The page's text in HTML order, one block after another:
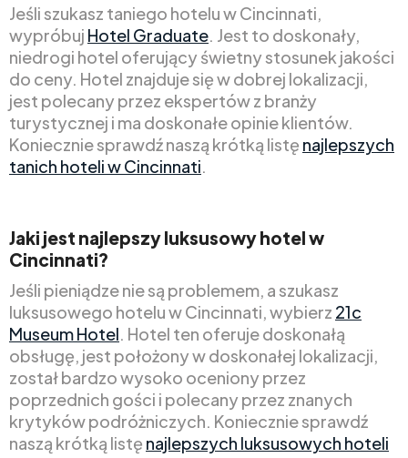
Jeśli szukasz taniego hotelu w Cincinnati,
wypróbuj Hotel Graduate. Jest to doskonały,
niedrogi hotel oferujący świetny stosunek jakości
do ceny. Hotel znajduje się w dobrej lokalizacji,
jest polecany przez ekspertów z branży
turystycznej i ma doskonałe opinie klientów.
Koniecznie sprawdź naszą krótką listę najlepszych
tanich hoteli w Cincinnati.
Jaki jest najlepszy luksusowy hotel w
Cincinnati?
Jeśli pieniądze nie są problemem, a szukasz
luksusowego hotelu w Cincinnati, wybierz 21c
Museum Hotel. Hotel ten oferuje doskonałą
obsługę, jest położony w doskonałej lokalizacji,
został bardzo wysoko oceniony przez
poprzednich gości i polecany przez znanych
krytyków podróżniczych. Koniecznie sprawdź
naszą krótką listę najlepszych luksusowych hoteli